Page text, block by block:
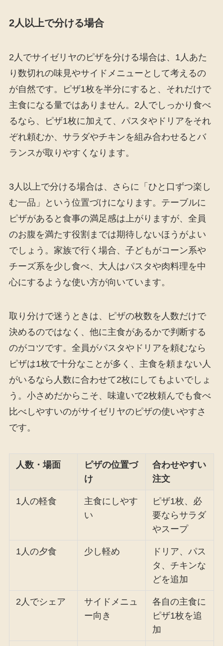
2人以上で分ける場合
2人でサイゼリヤのピザを分ける場合は、1人あた
り数切れの味見やサイドメニューとして考えるの
が自然です。ピザ1枚を半分にすると、それだけで
主食になる量ではありません。2人でしっかり食べ
るなら、ピザ1枚に加えて、パスタやドリアをそれ
ぞれ頼むか、サラダやチキンを組み合わせるとバ
ランスが取りやすくなります。
3人以上で分ける場合は、さらに「ひと口ずつ楽し
む一品」という位置づけになります。テーブルに
ピザがあると食事の満足感は上がりますが、全員
のお腹を満たす役割までは期待しないほうがよい
でしょう。家族で行く場合、子どもがコーン系や
チーズ系を少し食べ、大人はパスタや肉料理を中
心にするような使い方が向いています。
取り分けで迷うときは、ピザの枚数を人数だけで
決めるのではなく、他に主食があるかで判断する
のがコツです。全員がパスタやドリアを頼むなら
ピザは1枚で十分なことが多く、主食を頼まない人
がいるなら人数に合わせて2枚にしてもよいでしょ
う。小さめだからこそ、味違いで2枚頼んでも食べ
比べしやすいのがサイゼリヤのピザの使いやすさ
です。
人数・場面
ピザの位置づ
け
合わせやすい
注文
1人の軽食
主食にしやす
い
ピザ1枚、必
要ならサラダ
やスープ
1人の夕食 少し軽め
ドリア、パス
タ、チキンな
どを追加
2人でシェア
サイドメニュ
ー向き
各自の主食に
ピザ1枚を追
加